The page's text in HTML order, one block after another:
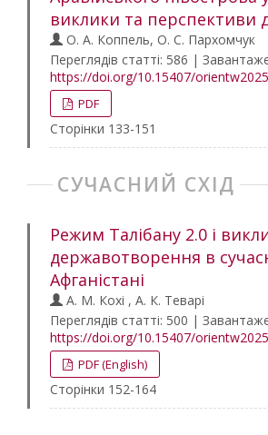
виклики та перспективи
О. А. Коппель, О. С. Пархомчук
Переглядів статті: 586 |
https://doi.org/10.15407/
PDF
Сторінки 133-151
СУЧАСНИЙ СХІД
Режим Талібану 2.0 і
державотворення в
Афганістані
А. М. Кохі , А. К. Теварі
Переглядів статті: 500 |
https://doi.org/10.15407/
PDF (English)
Сторінки 152-164